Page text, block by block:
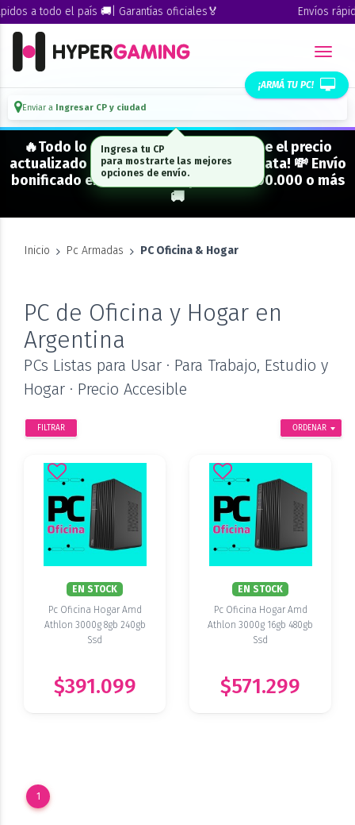
a todo el país 🚚| Garantías oficiales🏅 Envíos
¡ARMÁ TU PC!
Enviar a Ingresar CP y ciudad
🔥Todo lo que figura "EN STOCK" tiene el precio
actualizado y está para entrega inmediata! 💸 Envío
bonificado en CABA en compras de $500.000 o más
🚚
Inicio Pc Armadas PC Oficina & Hogar
PC de Oficina y Hogar en
Argentina
PCs Listas para Usar · Para Trabajo, Estudio y
Hogar · Precio Accesible
ORDENAR
FILTRAR
EN STOCK
Pc Oficina Hogar Amd
Athlon 3000g 8gb 240gb
Ssd
$391.099
EN STOCK
Pc Oficina Hogar Amd
Athlon 3000g 16gb 480gb
Ssd
$571.299
1
Ingresa tu CP
para mostrarte las mejores
opciones de envío.